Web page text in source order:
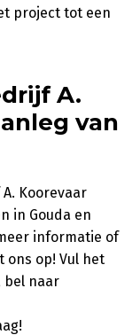
project tot een
A.
van
Koorevaar
in Gouda en
informatie of
ons op! Vul het
bel naar